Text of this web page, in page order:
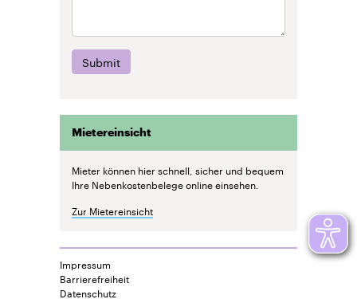
Submit
Mietereinsicht
Mieter können hier schnell, sicher und bequem
Ihre Nebenkostenbelege online einsehen.
Zur Mietereinsicht
Impressum
Barrierefreiheit
Datenschutz